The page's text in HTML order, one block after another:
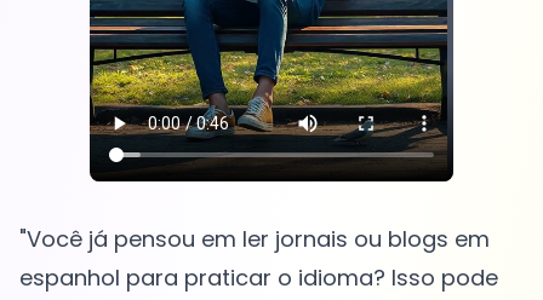
"Você já pensou em ler jornais ou blogs em
espanhol para praticar o idioma? Isso pode